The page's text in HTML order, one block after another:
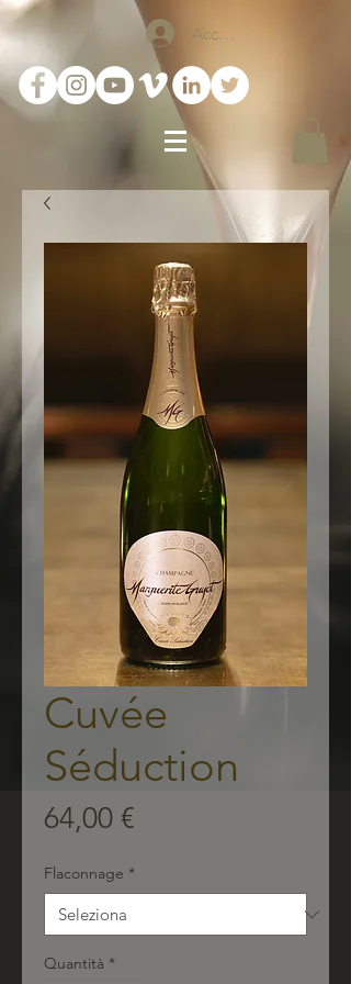
Accedi
Cuvée
Séduction
64,00 €
Flaconnage *
Quantità *